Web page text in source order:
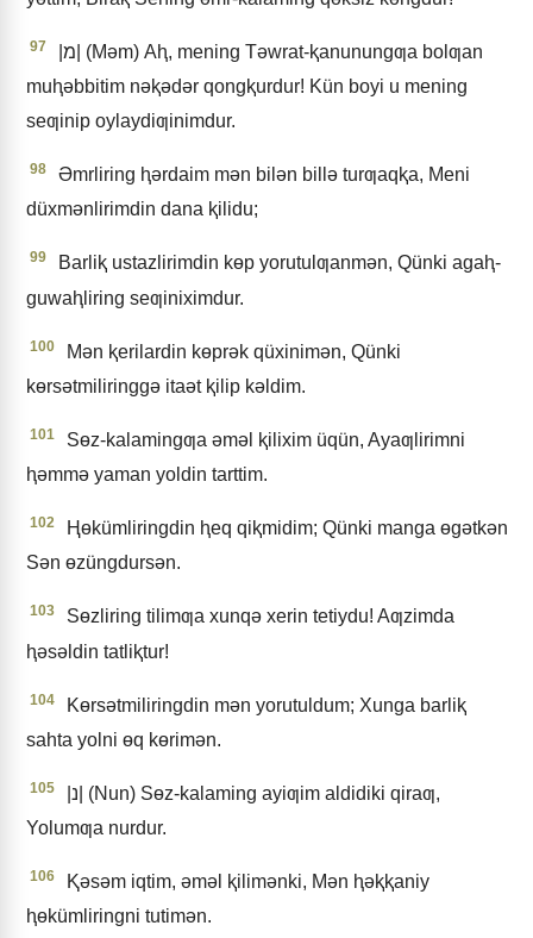
97
muⱨǝbbitim nǝⱪǝdǝr qongⱪurdur! Kün boyi u mening
seƣinip oylaydiƣinimdur.
98
Əmrliring ⱨǝrdaim mǝn bilǝn billǝ turƣaqⱪa, Meni
düxmǝnlirimdin dana ⱪilidu;
99
Barliⱪ ustazlirimdin kɵp yorutulƣanmǝn, Qünki agaⱨ-
guwaⱨliring seƣiniximdur.
100
Mǝn ⱪerilardin kɵprǝk qüxinimǝn, Qünki
kɵrsǝtmiliringgǝ itaǝt ⱪilip kǝldim.
101
Sɵz-kalamingƣa ǝmǝl ⱪilixim üqün, Ayaƣlirimni
ⱨǝmmǝ yaman yoldin tarttim.
102
Ⱨɵkümliringdin ⱨeq qiⱪmidim; Qünki manga ɵgǝtkǝn
Sǝn ɵzüngdursǝn.
103
Sɵzliring tilimƣa xunqǝ xerin tetiydu! Aƣzimda
ⱨǝsǝldin tatliⱪtur!
104
Kɵrsǝtmiliringdin mǝn yorutuldum; Xunga barliⱪ
sahta yolni ɵq kɵrimǝn.
105
Yolumƣa nurdur.
106
Ⱪǝsǝm iqtim, ǝmǝl ⱪilimǝnki, Mǝn ⱨǝⱪⱪaniy
ⱨɵkümliringni tutimǝn.